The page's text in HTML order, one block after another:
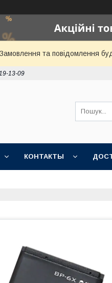
та повідомлення
13-09
КОНТАКТЫ